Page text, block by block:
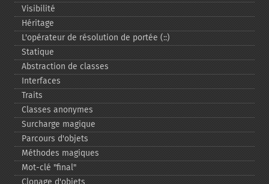
Visibilité
Héritage
L'opérateur de résolution de portée (::)
Statique
Abstraction de classes
Interfaces
Traits
Classes anonymes
Surcharge magique
Parcours d'objets
Méthodes magiques
Mot-​clé "final"
Clonage d'objets